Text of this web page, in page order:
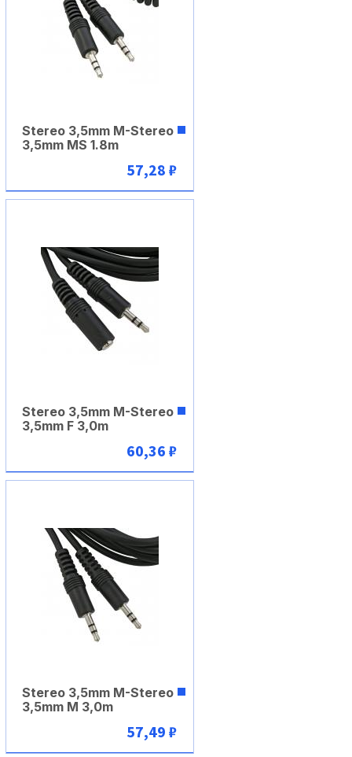
В корзину
Stereo 3,5mm M-Stereo
3,5mm MS 1.8m
57,28 ₽
В корзину
Stereo 3,5mm M-Stereo
3,5mm F 3,0m
60,36 ₽
Stereo 3,5mm M-Stereo
3,5mm M 3,0m
57,49 ₽